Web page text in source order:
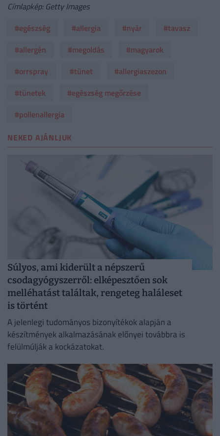
Címlapkép: Getty Images
#egészség
#allergia #nyár
#tavasz
#allergén
#megoldás
#magyarok
#orrspray
#tünet
#allergiaszezon
#tünetek
#egészség megőrzése
#pollenallergia
NEKED AJÁNLJUK
Súlyos, ami kiderült a népszerű
csodagyógyszerről: elképesztően sok
melléhatást találtak, rengeteg haláleset
is történt
A jelenlegi tudományos bizonyítékok alapján a
készítmények alkalmazásának előnyei továbbra is
felülmúlják a kockázatokat.